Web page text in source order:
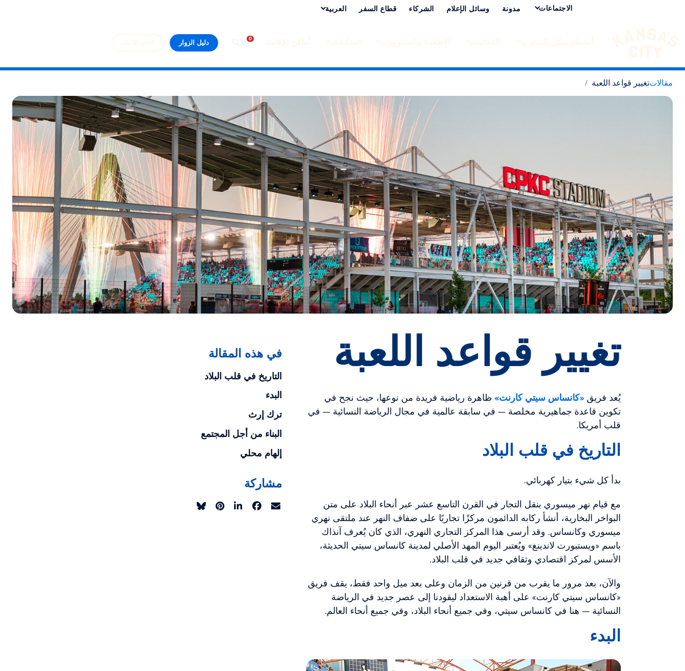
تفضل بزيارة مدينة كانساس سيتي
دليل الزوار
الاجتماعات مدونة وسائل الإعلام الشركاء قطاع السفر العربية‏
الانتقال إلى المحتوى
مقالاتتغيير قواعد اللعبة
تغيير قواعد اللعبة
يُعد فريق «كانساس سيتي كارنت» ظاهرة رياضية فريدة من نوعها، حيث نجح في
تكوين قاعدة جماهيرية مخلصة — في سابقة عالمية في مجال الرياضة النسائية — في
قلب أمريكا.
التاريخ في قلب البلاد
بدأ كل شيء بتيار كهربائي.
مع قيام نهر ميسوري بنقل التجار في القرن التاسع عشر عبر أنحاء البلاد على متن
البواخر البخارية، أنشأ ركابه الدائمون مركزًا تجاريًا على ضفاف النهر عند ملتقى نهري
ميسوري وكانساس. وقد أرسى هذا المركز التجاري النهري، الذي كان يُعرف آنذاك
باسم «ويستبورت لاندينغ» ويُعتبر اليوم المهد الأصلي لمدينة كانساس سيتي الحديثة،
الأسس لمركز اقتصادي وثقافي جديد في قلب البلاد.
والآن، بعد مرور ما يقرب من قرنين من الزمان وعلى بعد ميل واحد فقط، يقف فريق
«كانساس سيتي كارنت» على أهبة الاستعداد ليقودنا إلى عصر جديد في الرياضة
النسائية — هنا في كانساس سيتي، وفي جميع أنحاء البلاد، وفي جميع أنحاء العالم.
البدء
في هذه المقالة
التاريخ في قلب البلاد
البدء
ترك إرث
البناء من أجل المجتمع
إلهام محلي
مشاركة